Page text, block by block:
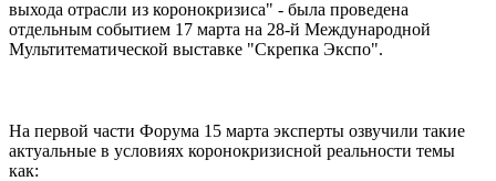
выхода отрасли из коронокризиса" - была проведена
отдельным событием 17 марта на 28-й Международной
Мультитематической выставке "Скрепка Экспо".
На первой части Форума 15 марта эксперты озвучили такие
актуальные в условиях коронокризисной реальности темы
как: